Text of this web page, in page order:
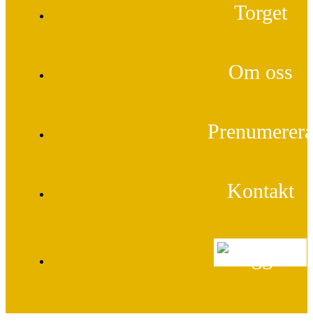
Torget
Om oss
Prenumerera
Kontakt